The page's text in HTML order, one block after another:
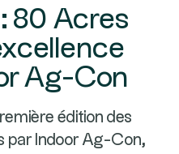
80 Acres
Ag-Con
édition des
par Indoor Ag-Con,